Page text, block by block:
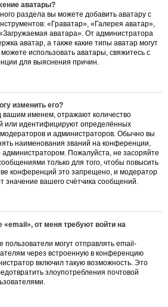
аватары?
раздела вы можете добавить аватару с
«Граватар», «Галерея аватар»,
аватара». От администратора
аватар, а также какие типы аватар могут
использовать аватары, свяжитесь с
для выяснения причин.
изменить его?
именем, отражают количество
или идентифицируют определённых
и администраторов. Обычно вы
наименования званий на конференции,
администратором. Пожалуйста, не засоряйте
только для того, чтобы повысить
конференций это запрещено, и модератор
значение вашего счётчика сообщений.
от меня требуют войти на
пользователи могут отправлять email-
через встроенную в конференцию
включил такую возможность. Это
злоупотребления почтовой